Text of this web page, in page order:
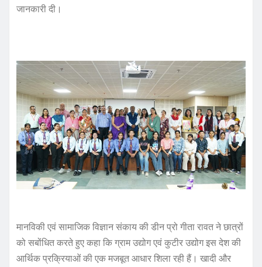
जानकारी दी।
मानविकी एवं सामाजिक विज्ञान संकाय की डीन प्रो गीता रावत ने छात्रों
को सबोंधित करते हुए कहा कि ग्राम उद्योग एवं कुटीर उद्योग इस देश की
आर्थिक प्रक्रियाओं की एक मजबूत आधार शिला रही हैं। खादी और